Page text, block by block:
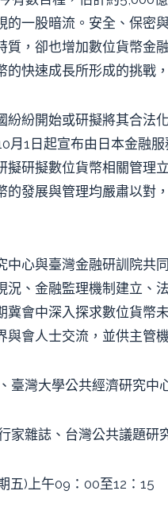
的一股暗流。安全、保密
質，卻也增加數位貨幣金
快速成長所形成的挑戰
紛紛開始或研擬將其合法
月1日起宣布由日本金融
擬研擬數位貨幣相關管理
的發展與管理均嚴肅以對
中心與臺灣金融研訓院共
況、金融監理機制建立、
冀會中深入探求數位貨幣
會人士交流，並供主管
臺灣大學公共經濟研究中
家雜誌、台灣公共議題研
五)上午09：00至12：15